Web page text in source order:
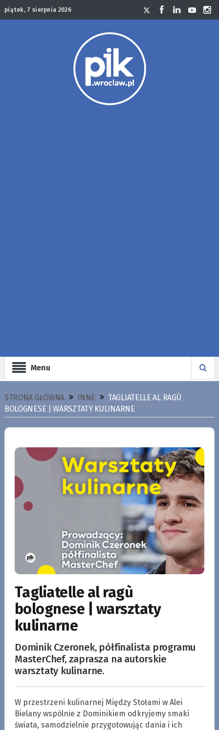
piątek, 7 sierpnia 2026
Menu
STRONA GŁÓWNA INNE
TAGLIATELLE AL RAGÙ
BOLOGNESE | WARSZTATY KULINARNE
Tagliatelle al ragù
bolognese | warsztaty
kulinarne
Dominik Czeronek, półfinalista programu
MasterChef, zaprasza na autorskie
warsztaty kulinarne.
W przestrzeni kulinarnej Między Stołami w Alei
Bielany wspólnie z Dominikiem odkryjemy smaki
świata, samodzielnie przygotowując dania i ich